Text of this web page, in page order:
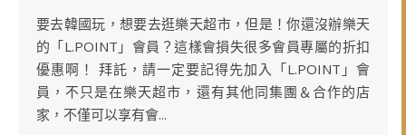
要去韓國玩，想要去逛樂天超市，但是！你還沒辦樂天
的「L.POINT」會員？這樣會損失很多會員專屬的折扣
優惠啊！ 拜託，請一定要記得先加入「L.POINT」會
員，不只是在樂天超市，還有其他同集團＆合作的店
家，不僅可以享有會...